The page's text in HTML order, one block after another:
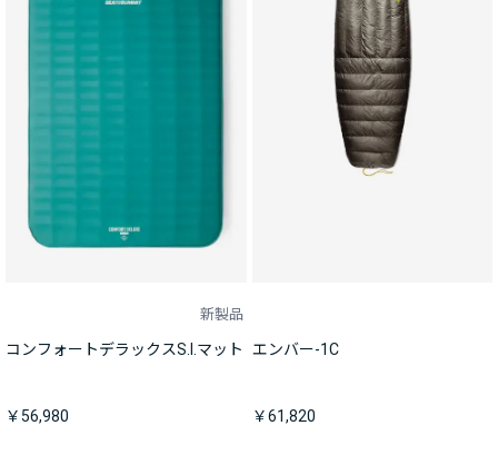
新製品
コンフォートデラックスS.I.マット
￥56,980
エンバー-1C
￥61,820